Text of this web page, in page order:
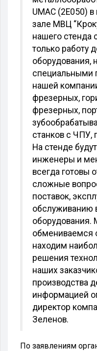
UMAC (2Е050)
зале МВЦ
нашего стенда
только работу
оборудования,
специальными
нашей
фрезерных,
фрезерных,
станков с ЧПУ,
На стенде
инженеры и
всегда готовы
сложные
поставок,
обслуживанию
оборудования.
обмениваемся
находим
решения
наших
производства
информацией
директор
Зеленов.
По заявлениям